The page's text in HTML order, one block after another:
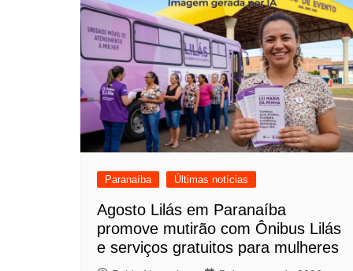
Paranaíba Últimas notícias
Agosto Lilás em Paranaíba
promove mutirão com Ônibus Lilás
e serviços gratuitos para mulheres